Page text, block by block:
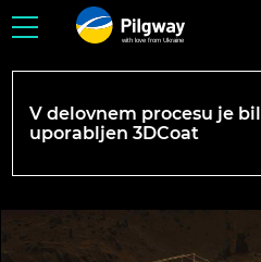
with love from Ukraine
V delovnem procesu je bil
uporabljen 3DCoat